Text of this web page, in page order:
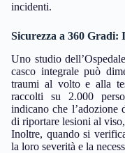
incidenti.
Sicurezza a 360 Gradi:
Uno studio
casco integrale può
traumi al volto e alla
raccolti su 2.000
indicano che l’adozione
di riportare lesioni al
Inoltre, quando si
la loro severità e la